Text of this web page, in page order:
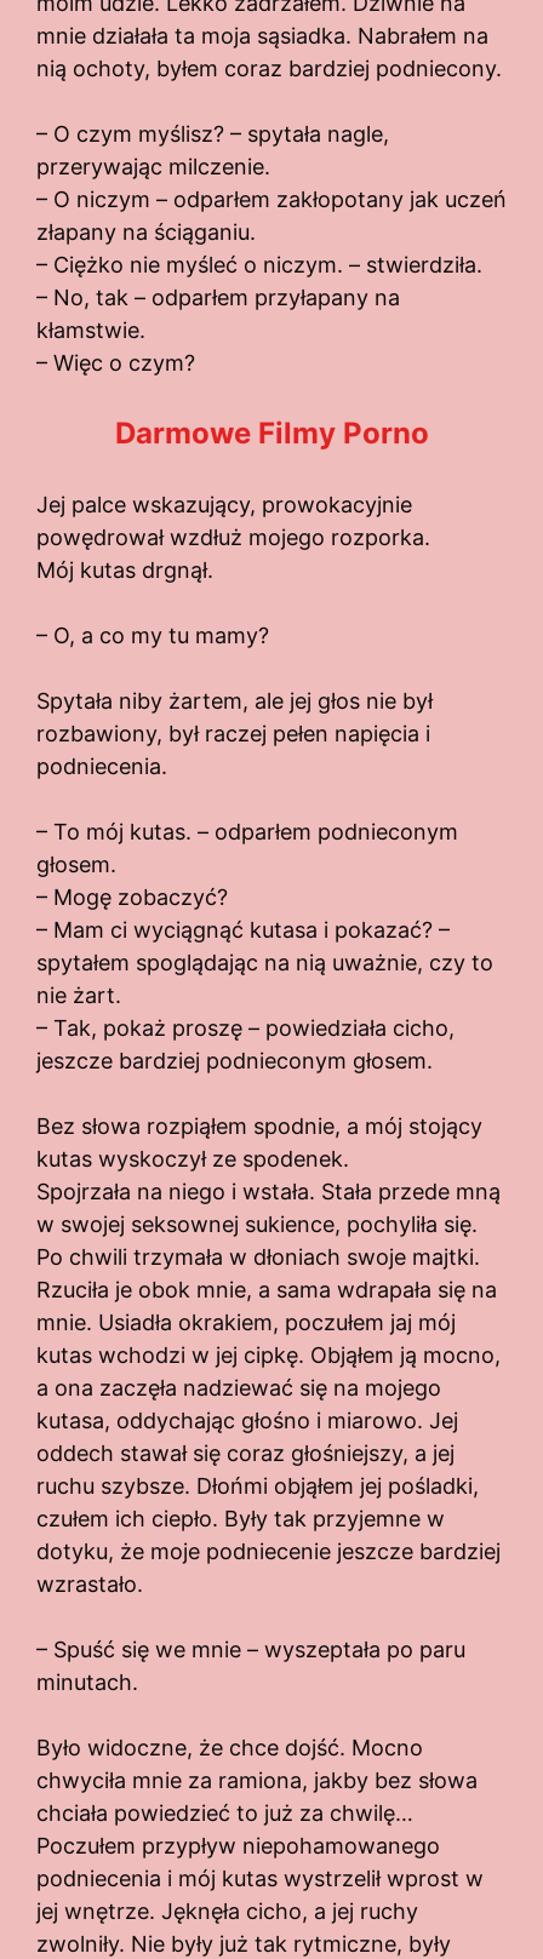
mnie działała ta moja sąsiadka. Nabrałem na
nią ochoty, byłem coraz bardziej podniecony.
– O czym myślisz? – spytała nagle,
przerywając milczenie.
– O niczym – odparłem zakłopotany jak uczeń
złapany na ściąganiu.
– Ciężko nie myśleć o niczym. – stwierdziła.
– No, tak – odparłem przyłapany na
kłamstwie.
– Więc o czym?
Darmowe Filmy Porno
Jej palce wskazujący, prowokacyjnie
powędrował wzdłuż mojego rozporka.
Mój kutas drgnął.
– O, a co my tu mamy?
Spytała niby żartem, ale jej głos nie był
rozbawiony, był raczej pełen napięcia i
podniecenia.
– To mój kutas. – odparłem podnieconym
głosem.
– Mogę zobaczyć?
– Mam ci wyciągnąć kutasa i pokazać? –
spytałem spoglądając na nią uważnie, czy to
nie żart.
– Tak, pokaż proszę – powiedziała cicho,
jeszcze bardziej podnieconym głosem.
Bez słowa rozpiąłem spodnie, a mój stojący
kutas wyskoczył ze spodenek.
Spojrzała na niego i wstała. Stała przede mną
w swojej seksownej sukience, pochyliła się.
Po chwili trzymała w dłoniach swoje majtki.
Rzuciła je obok mnie, a sama wdrapała się na
mnie. Usiadła okrakiem, poczułem jaj mój
kutas wchodzi w jej cipkę. Objąłem ją mocno,
a ona zaczęła nadziewać się na mojego
kutasa, oddychając głośno i miarowo. Jej
oddech stawał się coraz głośniejszy, a jej
ruchu szybsze. Dłońmi objąłem jej pośladki,
czułem ich ciepło. Były tak przyjemne w
dotyku, że moje podniecenie jeszcze bardziej
wzrastało.
– Spuść się we mnie – wyszeptała po paru
minutach.
Było widoczne, że chce dojść. Mocno
chwyciła mnie za ramiona, jakby bez słowa
chciała powiedzieć to już za chwilę…
Poczułem przypływ niepohamowanego
podniecenia i mój kutas wystrzelił wprost w
jej wnętrze. Jęknęła cicho, a jej ruchy
zwolniły. Nie były już tak rytmiczne, były